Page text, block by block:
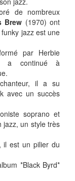
de nombreux
Brew (1970) ont
jazz est une
par Herbie
a continué à
il a su
avec un succès
soprano et
jazz, un style très
il est un pilier du
*Black Byrd*